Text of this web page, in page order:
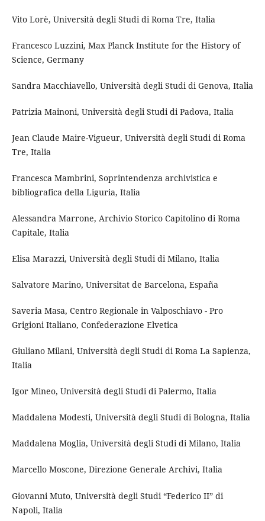
Vito Lorè, Università degli Studi di Roma Tre, Italia
Francesco Luzzini, Max Planck Institute for the History of
Science, Germany
Sandra Macchiavello, Università degli Studi di Genova, Italia
Patrizia Mainoni, Università degli Studi di Padova, Italia
Jean Claude Maire-Vigueur, Università degli Studi di Roma
Tre, Italia
Francesca Mambrini, Soprintendenza archivistica e
bibliografica della Liguria, Italia
Alessandra Marrone, Archivio Storico Capitolino di Roma
Capitale, Italia
Elisa Marazzi, Università degli Studi di Milano, Italia
Salvatore Marino, Universitat de Barcelona, España
Saveria Masa, Centro Regionale in Valposchiavo - Pro
Grigioni Italiano, Confederazione Elvetica
Giuliano Milani, Università degli Studi di Roma La Sapienza,
Italia
Igor Mineo, Università degli Studi di Palermo, Italia
Maddalena Modesti, Università degli Studi di Bologna, Italia
Maddalena Moglia, Università degli Studi di Milano, Italia
Marcello Moscone, Direzione Generale Archivi, Italia
Giovanni Muto, Università degli Studi “Federico II” di
Napoli, Italia